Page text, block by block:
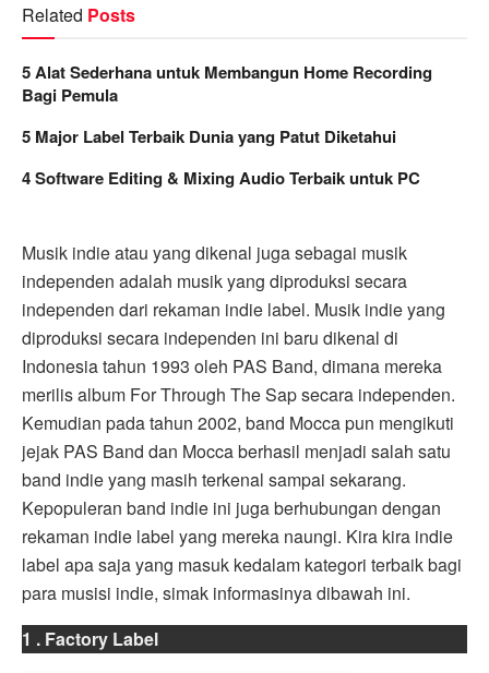
Related Posts
5 Alat Sederhana untuk Membangun Home Recording
Bagi Pemula
5 Major Label Terbaik Dunia yang Patut Diketahui
4 Software Editing & Mixing Audio Terbaik untuk PC
Musik indie atau yang dikenal juga sebagai musik
independen adalah musik yang diproduksi secara
independen dari rekaman indie label. Musik indie yang
diproduksi secara independen ini baru dikenal di
Indonesia tahun 1993 oleh PAS Band, dimana mereka
merilis album For Through The Sap secara independen.
Kemudian pada tahun 2002, band Mocca pun mengikuti
jejak PAS Band dan Mocca berhasil menjadi salah satu
band indie yang masih terkenal sampai sekarang.
Kepopuleran band indie ini juga berhubungan dengan
rekaman indie label yang mereka naungi. Kira kira indie
label apa saja yang masuk kedalam kategori terbaik bagi
para musisi indie, simak informasinya dibawah ini.
1 . Factory Label